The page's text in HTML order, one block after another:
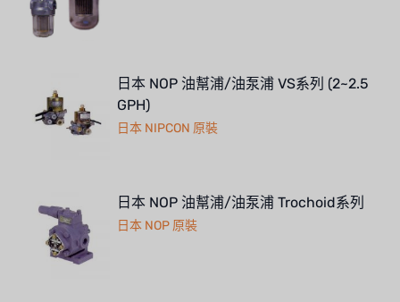
日本 NOP 油幫浦/油泵浦 VS系列 (2~2.5
GPH)
日本 NIPCON 原裝
日本 NOP 油幫浦/油泵浦 Trochoid系列
日本 NOP 原裝